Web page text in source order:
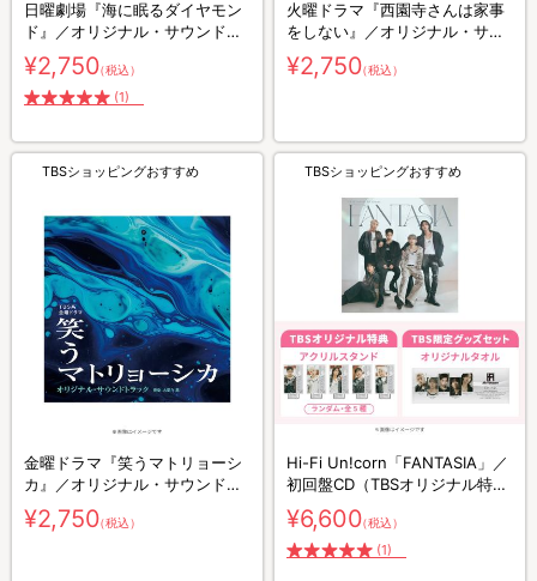
日曜劇場『海に眠るダイヤモン
ド』／オリジナル・サウンドト
ラック／CD
¥2,750（税込）
(1)
火曜ドラマ『西園寺さんは家事
をしない』／オリジナル・サウ
ンドトラック／CD
¥2,750（税込）
TBSショッピングおすすめ
金曜ドラマ『笑うマトリョーシ
カ』／オリジナル・サウンドト
ラック／CD
¥2,750（税込）
TBSショッピングおすすめ
Hi-Fi Un!corn「FANTASIA」／
初回盤CD（TBSオリジナル特典
付き）＋グッズセット
¥6,600（税込）
(1)